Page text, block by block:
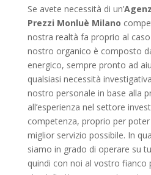
Se avete necessità di un’
Prezzi Monluè Milano
nostra realtà fa proprio al
nostro organico è composto
energico, sempre pronto ad
qualsiasi necessità
nostro personale in base alla
all’esperienza nel settore
competenza, proprio per
miglior servizio possibile. In
siamo in grado di operare su
quindi con noi al vostro fianco